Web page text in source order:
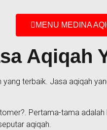
MENU MEDINA
Aqiqah
terbaik. Jasa aqiqah
Pertama-tama
aqiqah.